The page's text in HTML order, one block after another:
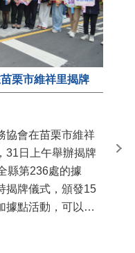
栗市維祥里揭牌
協會在苗栗市維祥
31日上午舉辦揭牌
縣第236處的據
揭牌儀式，頒發15
據點活動，可以更
苗